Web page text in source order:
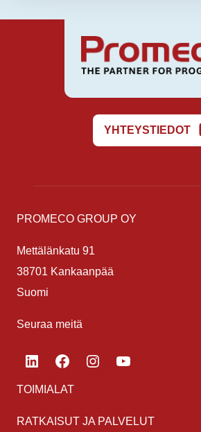
YHTEYSTIEDOT
PROMECO GROUP OY
Mettälänkatu 91
38701 Kankaanpää
Suomi
Seuraa meitä
LinkedInFacebook
TOIMIALAT
RATKAISUT JA PALVELUT